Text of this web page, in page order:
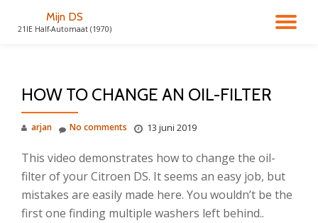
Mijn DS
21IE Half-Automaat (1970)
HOW TO CHANGE AN OIL-FILTER
arjan 13 juni 2019
No comments
This video demonstrates how to change the oil-
filter of your Citroen DS. It seems an easy job, but
mistakes are easily made here. You wouldn’t be the
first one finding multiple washers left behind..